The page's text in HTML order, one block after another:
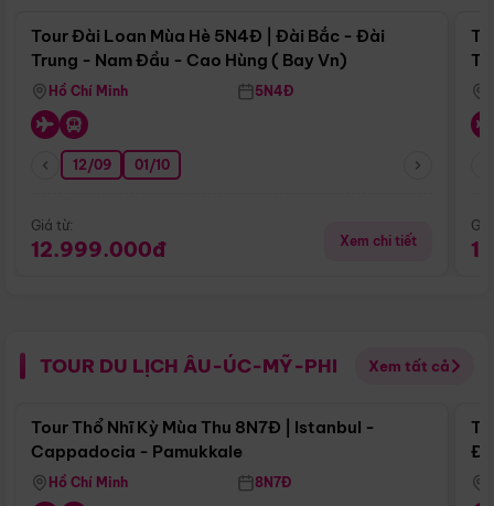
Tour Đài Loan Mùa Hè 5N4Đ | Đài Bắc - Đài
Trung - Nam Đầu - Cao Hùng ( Bay Vn)
Hồ Chí Minh 5N4Đ
12/09 01/10
Giá từ:
12.999.000đ Xem chi tiết
TOUR DU LỊCH ÂU-ÚC-MỸ-PHI Xem tất cả
Điểm nổi bật
Tour Thổ Nhĩ Kỳ Mùa Thu 8N7Đ | Istanbul -
Cappadocia - Pamukkale
Hồ Chí Minh 8N7Đ